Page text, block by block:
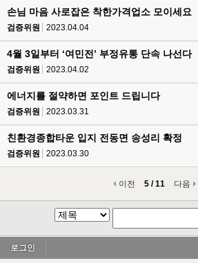
손님 마음 사로잡은 착한가격업소 모이세요
검증위원 2023.04.04
4월 3일부터 ‘여민전’ 부정유통 단속 나선다
검증위원 2023.04.02
에너지를 절약하면 포인트 드립니다
검증위원 2023.03.31
친환경종합타운 입지 전동면 송성리 확정
검증위원 2023.03.30
이전 5 / 11 다음
로그인